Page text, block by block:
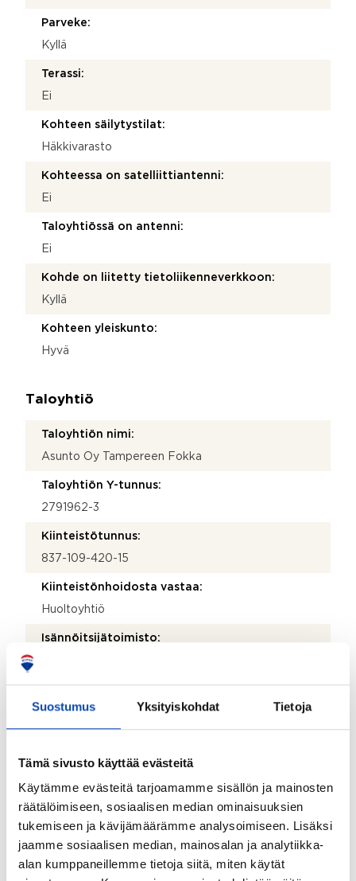
Suostumus Yksityiskohdat Tietoja
Tämä sivusto käyttää evästeitä
Käytämme evästeitä tarjoamamme sisällön ja mainosten
räätälöimiseen, sosiaalisen median ominaisuuksien
tukemiseen ja kävijämäärämme analysoimiseen. Lisäksi
jaamme sosiaalisen median, mainosalan ja analytiikka-
alan kumppaneillemme tietoja siitä, miten käytät
Parveke:
Kyllä
Terassi:
Ei
Kohteen säilytystilat:
Häkkivarasto
Kohteessa on satelliittiantenni:
Ei
Taloyhtiössä on antenni:
Ei
Kohde on liitetty tietoliikenneverkkoon:
Kyllä
Kohteen yleiskunto:
Hyvä
Taloyhtiö
Taloyhtiön nimi:
Asunto Oy Tampereen Fokka
Taloyhtiön Y-tunnus:
2791962-3
Kiinteistötunnus:
837-109-420-15
Kiinteistönhoidosta vastaa:
Huoltoyhtiö
Isännöitsijätoimisto:
Katri Räikkönen
010 424 2980
Katuosoite:
Juvankatu 10
Postinumero:
33710